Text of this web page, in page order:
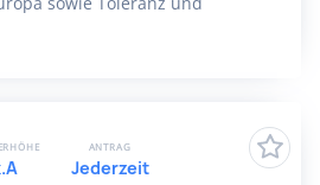
ANTRAG
Jederzeit